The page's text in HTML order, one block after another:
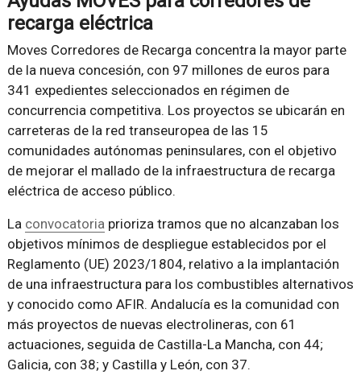
recarga eléctrica
Moves Corredores de Recarga concentra la mayor parte
de la nueva concesión, con 97 millones de euros para
341 expedientes seleccionados en régimen de
concurrencia competitiva. Los proyectos se ubicarán en
carreteras de la red transeuropea de las 15
comunidades autónomas peninsulares, con el objetivo
de mejorar el mallado de la infraestructura de recarga
eléctrica de acceso público.
La convocatoriaprioriza tramos que no alcanzaban los
objetivos mínimos de despliegue establecidos por el
Reglamento (UE) 2023/1804, relativo a la implantación
de una infraestructura para los combustibles alternativos
y conocido como AFIR. Andalucía es la comunidad con
más proyectos de nuevas electrolineras, con 61
actuaciones, seguida de Castilla-La Mancha, con 44;
Galicia, con 38; y Castilla y León, con 37.